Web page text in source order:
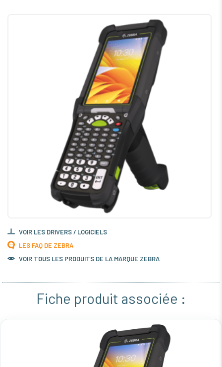
VOIR LES DRIVERS / LOGICIELS
LES FAQ DE ZEBRA
VOIR TOUS LES PRODUITS DE LA MARQUE ZEBRA
Fiche produit associée :